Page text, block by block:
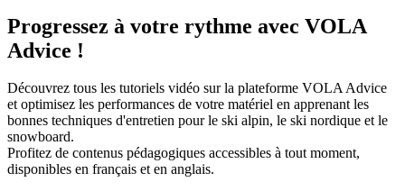
Progressez à votre rythme avec VOLA
Advice !
Découvrez tous les tutoriels vidéo sur la plateforme VOLA Advice
et optimisez les performances de votre matériel en apprenant les
bonnes techniques d'entretien pour le ski alpin, le ski nordique et le
snowboard.
Profitez de contenus pédagogiques accessibles à tout moment,
disponibles en français et en anglais.